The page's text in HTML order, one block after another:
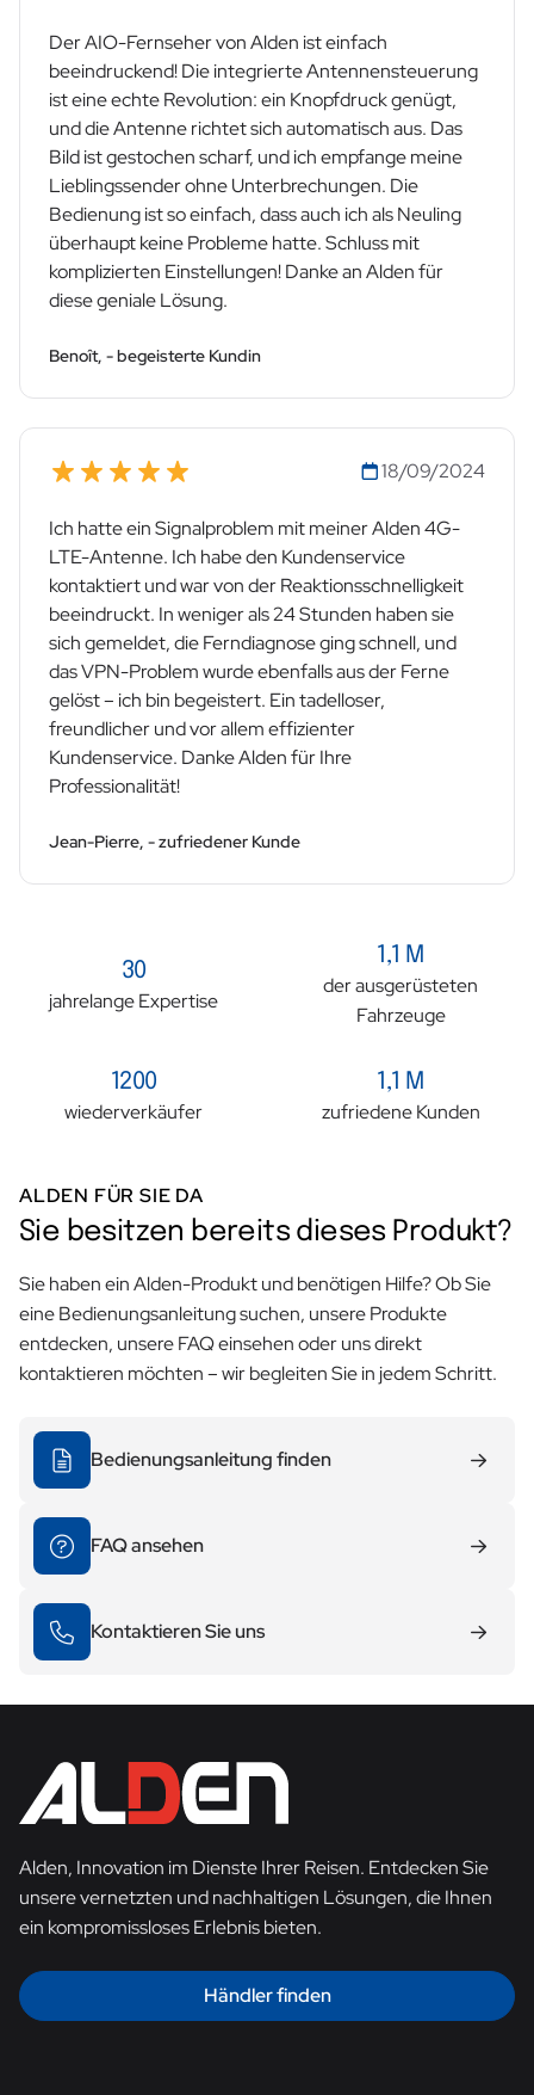
Der AIO-Fernseher von Alden ist einfach
beeindruckend! Die integrierte Antennensteuerung
ist eine echte Revolution: ein Knopfdruck genügt,
und die Antenne richtet sich automatisch aus. Das
Bild ist gestochen scharf, und ich empfange meine
Lieblingssender ohne Unterbrechungen. Die
Bedienung ist so einfach, dass auch ich als Neuling
überhaupt keine Probleme hatte. Schluss mit
komplizierten Einstellungen! Danke an Alden für
diese geniale Lösung.
Benoît, - begeisterte Kundin
18/09/2024
Ich hatte ein Signalproblem mit meiner Alden 4G-
LTE-Antenne. Ich habe den Kundenservice
kontaktiert und war von der Reaktionsschnelligkeit
beeindruckt. In weniger als 24 Stunden haben sie
sich gemeldet, die Ferndiagnose ging schnell, und
das VPN-Problem wurde ebenfalls aus der Ferne
gelöst – ich bin begeistert. Ein tadelloser,
freundlicher und vor allem effizienter
Kundenservice. Danke Alden für Ihre
Professionalität!
Jean-Pierre, - zufriedener Kunde
30
jahrelange Expertise
1,1 M
der ausgerüsteten
Fahrzeuge
1200
wiederverkäufer
1,1 M
zufriedene Kunden
ALDEN FÜR SIE DA
Sie besitzen bereits dieses Produkt?
Sie haben ein Alden-Produkt und benötigen Hilfe? Ob Sie
eine Bedienungsanleitung suchen, unsere Produkte
entdecken, unsere FAQ einsehen oder uns direkt
kontaktieren möchten – wir begleiten Sie in jedem Schritt.
Bedienungsanleitung finden
FAQ ansehen
Kontaktieren Sie uns
Alden, Innovation im Dienste Ihrer Reisen. Entdecken Sie
unsere vernetzten und nachhaltigen Lösungen, die Ihnen
ein kompromissloses Erlebnis bieten.
Händler finden